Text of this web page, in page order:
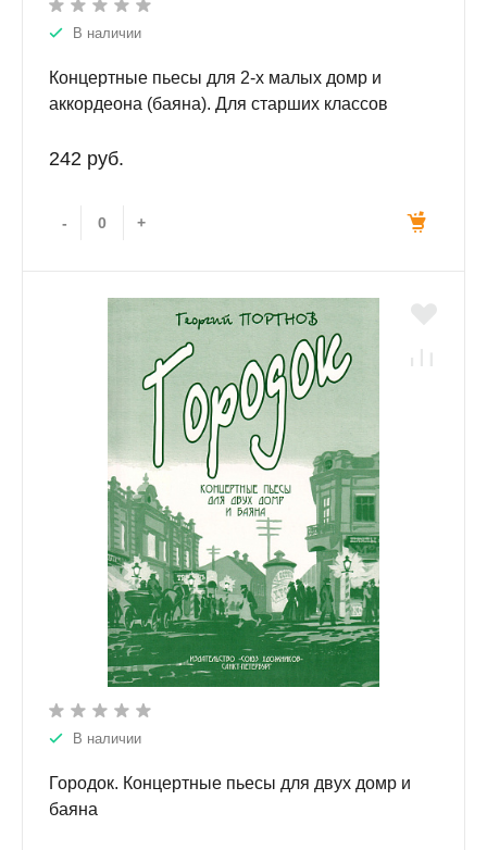
В наличии
Концертные пьесы для 2-х малых домр и
аккордеона (баяна). Для старших классов
242 руб.
- +
В наличии
Городок. Концертные пьесы для двух домр и
баяна